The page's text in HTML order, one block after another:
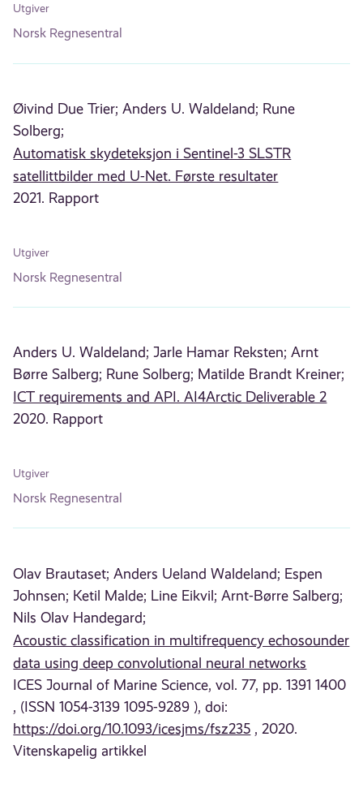
Utgiver
Norsk Regnesentral
Øivind Due Trier; Anders U. Waldeland; Rune
Solberg;
Automatisk skydeteksjon i Sentinel-3 SLSTR
satellittbilder med U-Net. Første resultater
2021. Rapport
Utgiver
Norsk Regnesentral
Anders U. Waldeland; Jarle Hamar Reksten; Arnt
Børre Salberg; Rune Solberg; Matilde Brandt Kreiner;
ICT requirements and API. AI4Arctic Deliverable 2
2020. Rapport
Utgiver
Norsk Regnesentral
Olav Brautaset; Anders Ueland Waldeland; Espen
Johnsen; Ketil Malde; Line Eikvil; Arnt-Børre Salberg;
Nils Olav Handegard;
Acoustic classification in multifrequency echosounder
data using deep convolutional neural networks
ICES Journal of Marine Science, vol. 77, pp. 1391 1400
, (ISSN 1054-3139 1095-9289 ), doi:
https://doi.org/10.1093/icesjms/fsz235 , 2020.
Vitenskapelig artikkel